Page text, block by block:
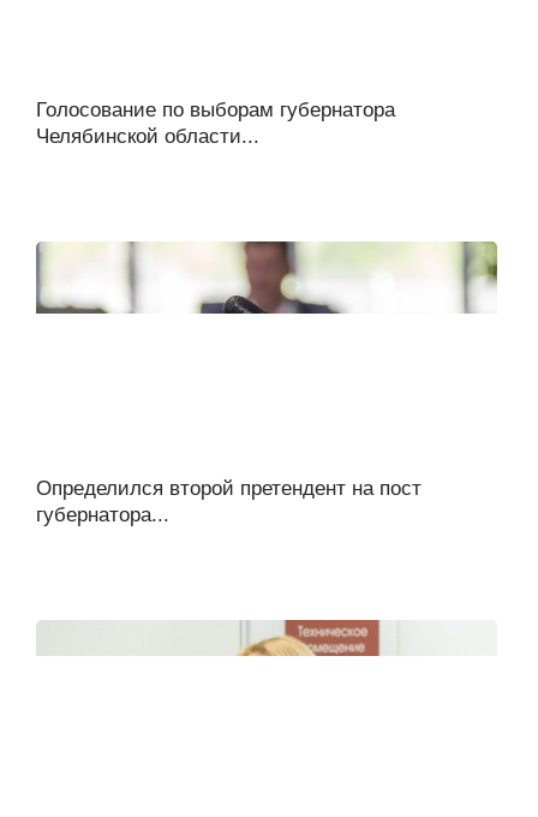
Голосование по выборам губернатора
Челябинской области...
Определился второй претендент на пост
губернатора...